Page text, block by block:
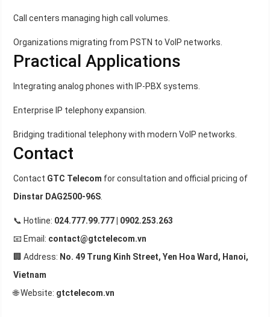
Call centers managing high call volumes.
Organizations migrating from PSTN to VoIP networks.
Practical Applications
Integrating analog phones with IP-PBX systems.
Enterprise IP telephony expansion.
Bridging traditional telephony with modern VoIP networks.
Contact
Contact GTC Telecom for consultation and official pricing of
Dinstar DAG2500-96S
📞 Hotline: 024.777.99.777 | 0902.253.263
📧 Email: contact@gtctelecom.vn
🏢 Address: No. 49 Trung Kinh Street, Yen Hoa Ward, Hanoi,
Vietnam
🌐 Website: gtctelecom.vn